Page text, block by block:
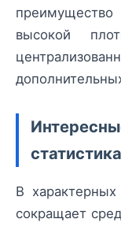
высокой
статистика
В характерных
сокращает